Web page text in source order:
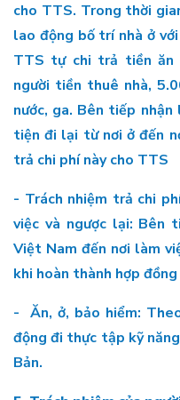
cho TTS. Trong thời
lao động bố trí nhà ở
TTS tự chi trả tiền ăn
người tiền thuê nhà,
nước, ga. Bên tiếp
tiện đi lại từ nơi ở đến
trả chi phí này cho TTS
- Trách nhiệm trả chi
việc và ngược lại: Bên
Việt Nam đến nơi làm
khi hoàn thành hợp đồng
- Ăn, ở, bảo hiểm:
động đi thực tập kỹ
Bản.